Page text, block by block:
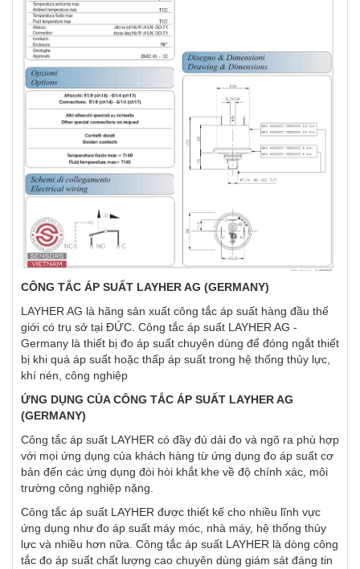
CÔNG TẮC ÁP SUẤT LAYHER AG (GERMANY)
LAYHER AG là hãng sản xuất công tắc áp suất hàng đầu thế
giới có trụ sở tại ĐỨC. Công tắc áp suất LAYHER AG -
Germany là thiết bị đo áp suất chuyên dùng để đóng ngắt thiết
bị khi quá áp suất hoặc thấp áp suất trong hệ thống thủy lực,
khí nén, công nghiệp
ỨNG DỤNG CỦA CÔNG TẮC ÁP SUẤT LAYHER AG
(GERMANY)
Công tắc áp suất LAYHER có đầy đủ dải đo và ngõ ra phù hợp
với mọi ứng dụng của khách hàng từ ứng dụng đo áp suất cơ
bản đến các ứng dụng đòi hòi khắt khe về độ chính xác, môi
trường công nghiệp nặng.
Công tắc áp suất LAYHER được thiết kế cho nhiều lĩnh vực
ứng dụng như đo áp suất máy móc, nhà máy, hệ thống thủy
lực và nhiều hơn nữa. Công tắc áp suất LAYHER là dòng công
tắc đo áp suất chất lượng cao chuyên dùng giám sát đáng tin